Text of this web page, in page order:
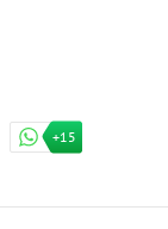
+15